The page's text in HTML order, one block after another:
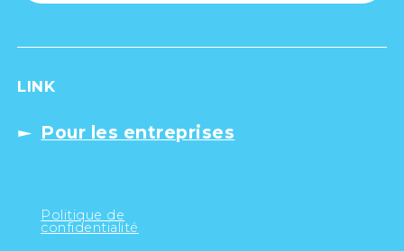
LINK
Pour les entreprises
Politique de
confidentialité